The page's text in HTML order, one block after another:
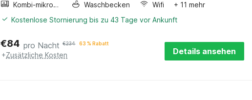
Kombi-mikrowelle
Waschbecken Wifi
+ 11 mehr
Kostenlose Stornierung bis zu 43 Tage vor Ankunft
€84 pro Nacht €234 63 % Rabatt
+Zusätzliche Kosten Details ansehen